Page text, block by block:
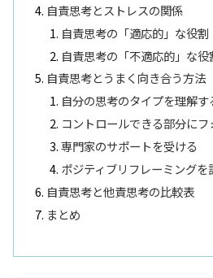
自責思考とストレスの関係
自責思考の「適応的」な役割
自責思考の「不適応的」な役
自責思考とうまく向き合う方法
自分の思考のタイプを理解す
コントロールできる部分にフ
専門家のサポートを受ける
ポジティブリフレーミングを
自責思考と他責思考の比較表
まとめ